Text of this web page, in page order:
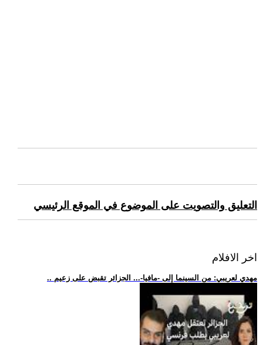
التعليق والتصويت على الموضوع في الموقع الرئيسي
اخر الافلام
.. مهدي لعريبي: من السينما إلى -مافيا-... الجزائر تقبض على زعيم